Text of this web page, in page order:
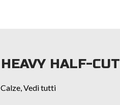
HALF-CUT
Calze,Vedi tutti